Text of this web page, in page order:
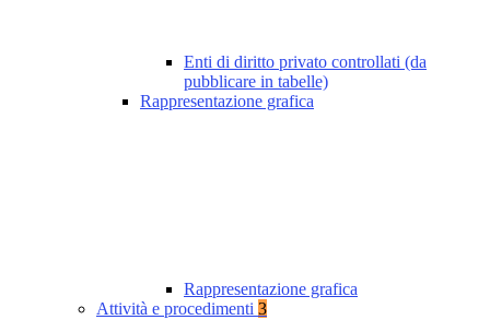
Enti di diritto privato controllati (da
pubblicare in tabelle)
Rappresentazione grafica
Rappresentazione grafica
Attività e procedimenti 3